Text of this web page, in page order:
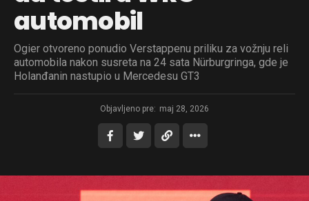
automobil
Ogier otvoreno ponudio Verstappenu priliku za vožnju reli
automobila nakon susreta na 24 sata Nürburgringa, gde je
Holanđanin nastupio u Mercedesu GT3
Objavljeno pre: maj 28, 2026